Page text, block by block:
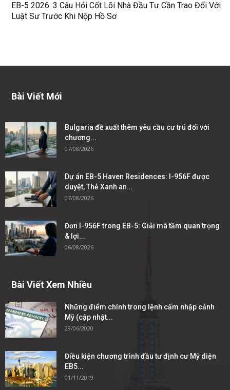
EB-5 2026: 3 Câu Hỏi Cốt Lõi Nhà Đầu Tư Cần Trao Đổi Với
Luật Sư Trước Khi Nộp Hồ Sơ
Bài Viết Mới
Bulgaria đề xuất thêm yêu cầu cư trú đối với
chương...
07/08/2026
Dự án EB-5 Haven Residences: I-956F được
duyệt, Thẻ Xanh an...
07/08/2026
Đơn I-956F trong EB-5: Giải mã tầm quan trọng
& lợi...
06/08/2026
Bài Viết Xem Nhiều
Những điểm chính trong lệnh cấm nhập cảnh
Mỹ (cập nhật...
29/06/2020
Điều kiện chương trình đầu tư định cư Mỹ diện
EB5...
01/11/2019